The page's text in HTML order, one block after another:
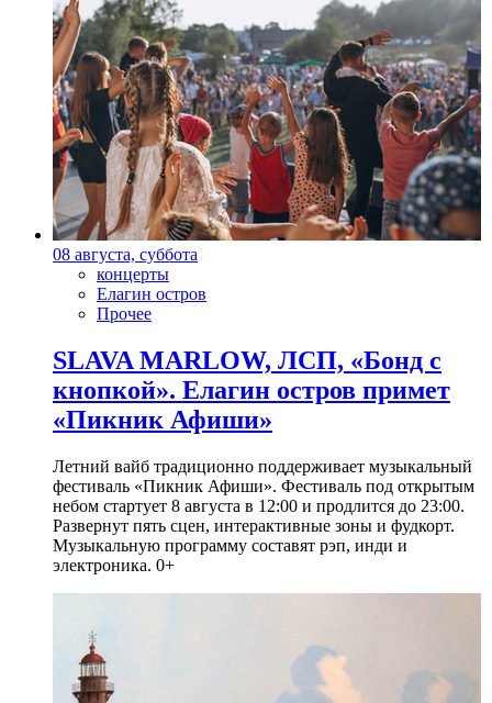
08 августа, суббота
концерты
Елагин остров
Прочее
SLAVA MARLOW, ЛСП, «Бонд с
кнопкой». Елагин остров примет
«Пикник Афиши»
Летний вайб традиционно поддерживает музыкальный
фестиваль «Пикник Афиши». Фестиваль под открытым
небом стартует 8 августа в 12:00 и продлится до 23:00.
Развернут пять сцен, интерактивные зоны и фудкорт.
Музыкальную программу составят рэп, инди и
электроника. 0+